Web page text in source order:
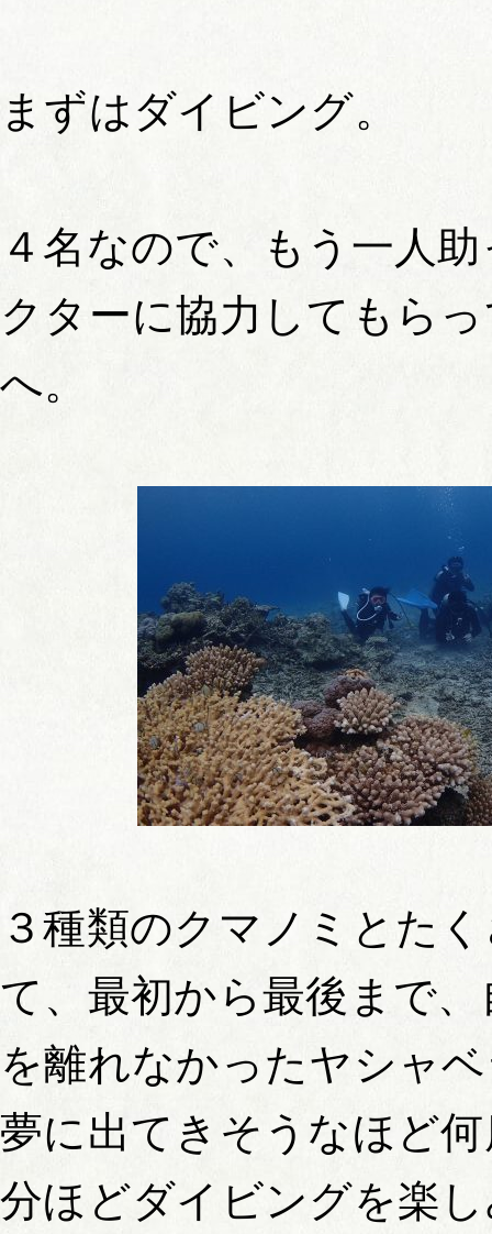
まずはダイビング。
４名なので、もう一人
クターに協力してもら
へ。
３種類のクマノミとた
て、最初から最後まで
を離れなかったヤシャ
夢に出てきそうなほど
分ほどダイビングを楽